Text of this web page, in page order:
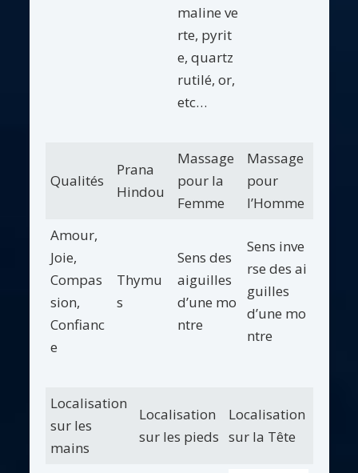
maline ve
rte, pyrit
e, quartz
rutilé, or,
etc…
Qualités
Prana
Hindou
Massage
pour la
Femme
Massage
pour
l’Homme
Amour,
Joie,
Compas
sion,
Confianc
e
Thymu
s
Sens des
aiguilles
d’une mo
ntre
Sens inve
rse des ai
guilles
d’une mo
ntre
Localisation
sur les
mains
Localisation
sur les pieds
Localisation
sur la Tête